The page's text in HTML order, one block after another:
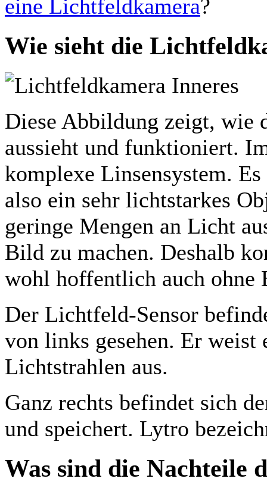
eine Lichtfeldkamera?
Wie sieht die
Diese Abbildung zeigt, wie
aussieht und funktioniert.
komplexe Linsensystem.
also ein sehr lichtstarkes
geringe Mengen an Licht
Bild zu machen. Deshalb
wohl hoffentlich auch ohne
Der Lichtfeld-Sensor
von links gesehen. Er
Lichtstrahlen aus.
Ganz rechts befindet sich
und speichert. Lytro
Was sind die